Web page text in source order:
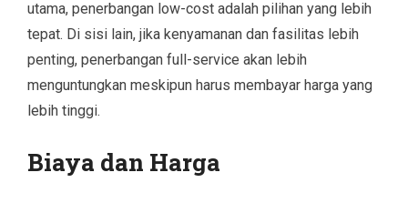
utama, penerbangan low-cost adalah pilihan yang lebih
tepat. Di sisi lain, jika kenyamanan dan fasilitas lebih
penting, penerbangan full-service akan lebih
menguntungkan meskipun harus membayar harga yang
lebih tinggi.
Biaya dan Harga